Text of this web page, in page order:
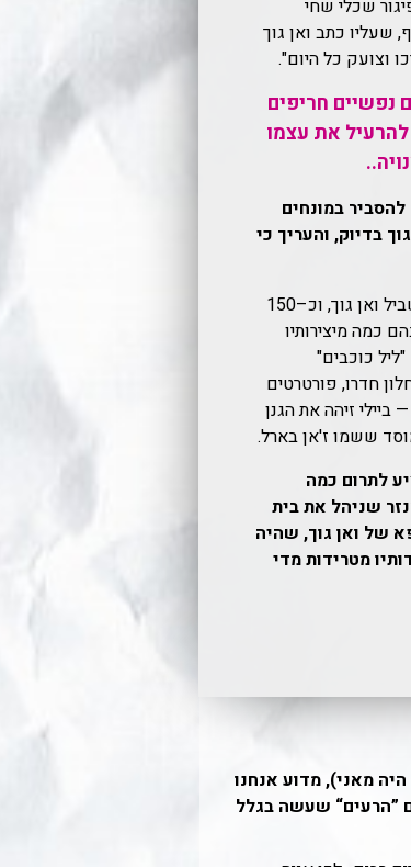
שכלי שחי
נוסף, שעליו כתב ואן גוך
וצועק כל היום".
נפשיים חריפים
את עצמו
במונחים
בדיוק, והעריך כי
זו היתה תקופה פורייה במיוחד בשביל ואן גוך, וכ–150
כמה מיצירותיו
כוכבים"
חדרו, פורטרטים
ביילי זיהה את הגנן
לתרום כמה
שניהל את בית
של ואן גוך, שהיה
מטרידות מדי
מאני), מדוע אנחנו
”הרעים“ שעשה בגלל